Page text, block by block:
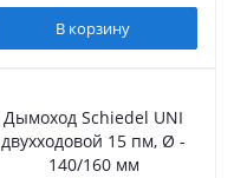
В корзину
Дымоход Schiedel UNI
двухходовой 15 пм, Ø -
140/160 мм